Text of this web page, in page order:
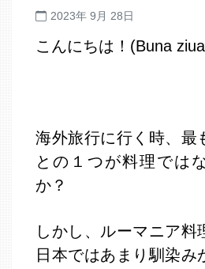
2023年 9月 28日
こんにちは！(Buna
海外旅行に行く時、最
との１つが料理では
か？
しかし、ルーマニア料
日本ではあまり馴染み